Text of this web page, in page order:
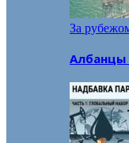
За
Албанцы